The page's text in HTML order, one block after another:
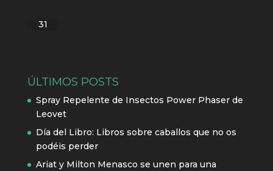
31
ÚLTIMOS POSTS
Spray Repelente de Insectos Power Phaser de
Leovet
Día del Libro: Libros sobre caballos que no os
podéis perder
Ariat y Milton Menasco se unen para una